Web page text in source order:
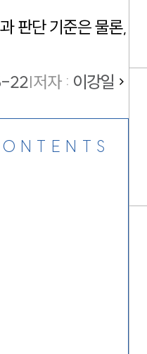
판단 기준은 물론,
22|저자 : 이강일